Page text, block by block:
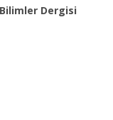
Dergisi